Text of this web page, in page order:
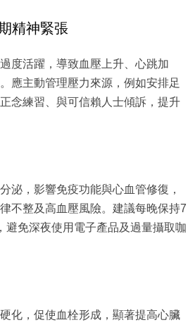
精神緊張
度活躍，導致血壓上升、心跳加
應主動管理壓力來源，例如安排足
念練習、與可信賴人士傾訴，提升
泌，影響免疫功能與心血管修復，
不整及高血壓風險。建議每晚保持7
避免深夜使用電子產品及過量攝取咖
化，促使血栓形成，顯著提高心臟